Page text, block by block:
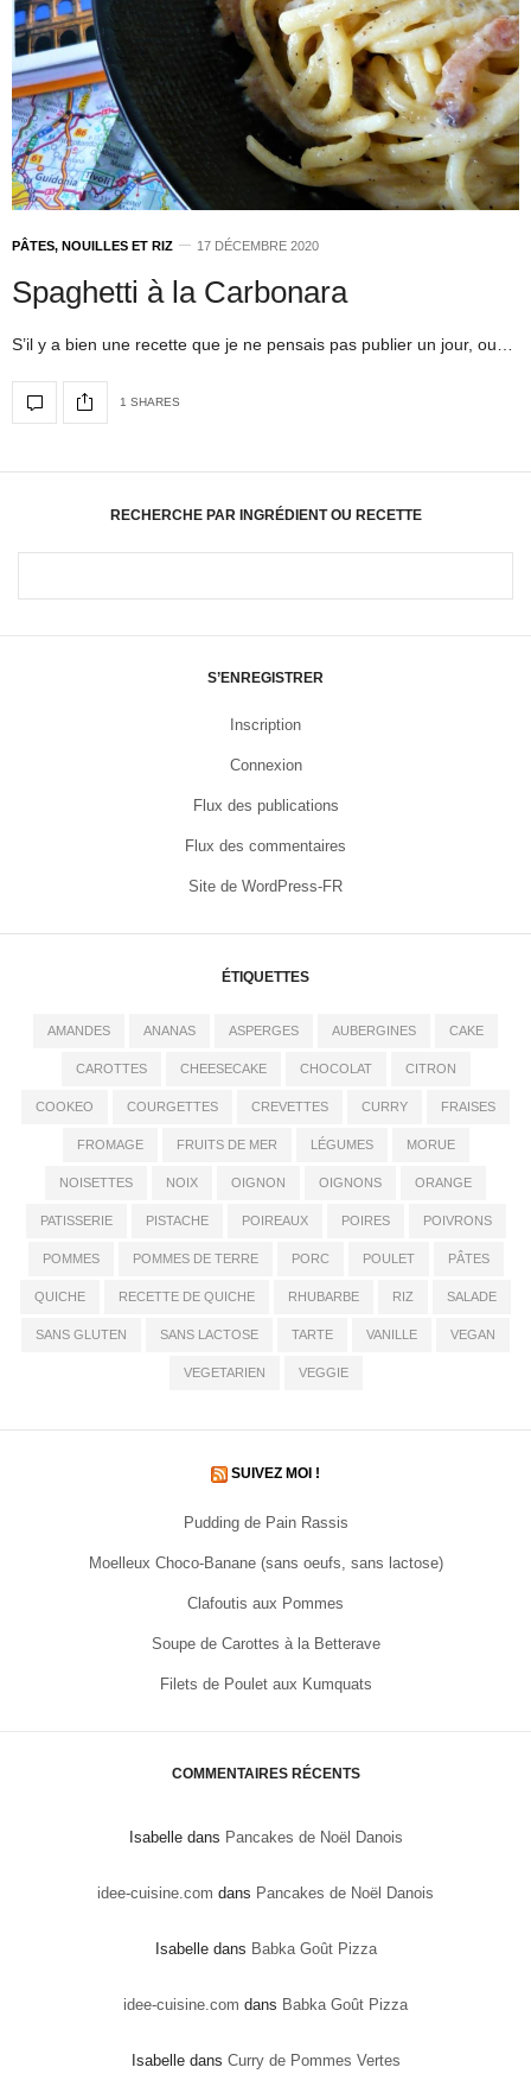
PÂTES, NOUILLES ET RIZ 17 DÉCEMBRE 2020
Spaghetti à la Carbonara
S’il y a bien une recette que je ne pensais pas publier un jour, ou…
1 SHARES
RECHERCHE PAR INGRÉDIENT OU RECETTE
S’ENREGISTRER
Inscription
Connexion
Flux des publications
Flux des commentaires
Site de WordPress-FR
ÉTIQUETTES
AMANDES ANANAS ASPERGES AUBERGINES CAKE
CAROTTES CHEESECAKE CHOCOLAT CITRON
COOKEO COURGETTES CREVETTES CURRY FRAISES
FROMAGE FRUITS DE MER LÉGUMES MORUE
NOISETTES NOIX OIGNON OIGNONS ORANGE
PATISSERIE PISTACHE POIREAUX POIRES POIVRONS
POMMES POMMES DE TERRE PORC POULET PÂTES
QUICHE RECETTE DE QUICHE RHUBARBE RIZ SALADE
SANS GLUTEN SANS LACTOSE TARTE VANILLE VEGAN
VEGETARIEN VEGGIE
SUIVEZ MOI !
Pudding de Pain Rassis
Moelleux Choco-Banane (sans oeufs, sans lactose)
Clafoutis aux Pommes
Soupe de Carottes à la Betterave
Filets de Poulet aux Kumquats
COMMENTAIRES RÉCENTS
Isabelledans Pancakes de Noël Danois
idee-cuisine.com dans Pancakes de Noël Danois
Isabelledans Babka Goût Pizza
idee-cuisine.com dans Babka Goût Pizza
Isabelledans Curry de Pommes Vertes